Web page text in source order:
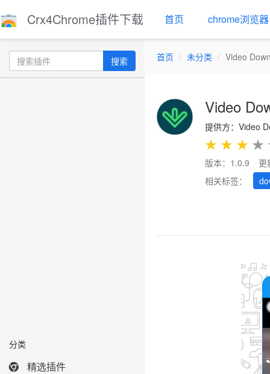
Crx4Chrome插件下载 首页 chrome浏览器
搜索
分类
精选插件
首页 未分类 Video
Video
提供方：Video
★ ★ ★ ★
版本：1.0.9
更
相关标签：